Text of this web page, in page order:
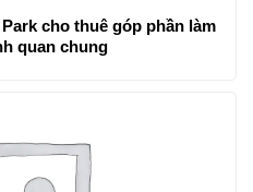
cho thuê góp phần làm
quan chung